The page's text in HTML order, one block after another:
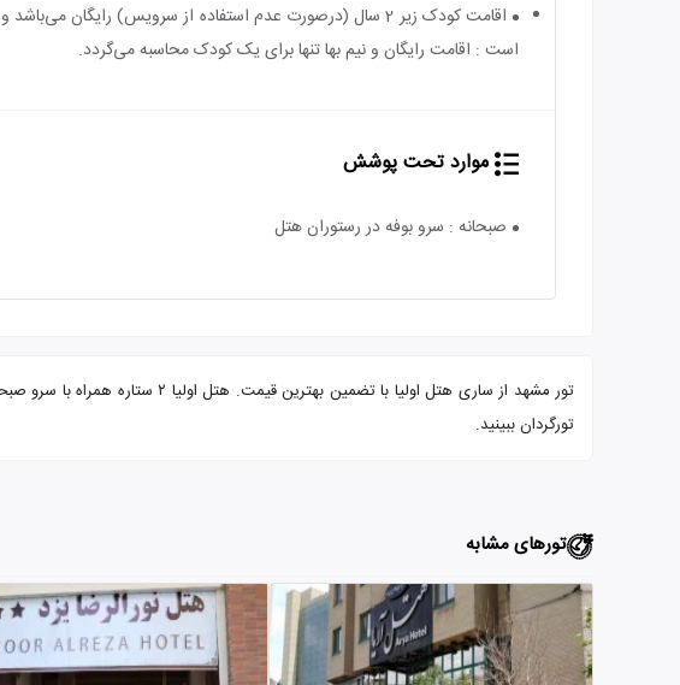
است : اقامت رایگان و نیم بها تنها برای یک کودک محاسبه می‌گردد.
موارد تحت پوشش
صبحانه : سرو بوفه در رستوران هتل
تور مشهد از ساری هتل اولیا با
تورگردان ببینید.
تورهای مشابه